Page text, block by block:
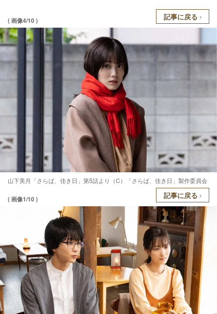
( 画像4/10 ) 記事に戻る
山下美月「さらば、佳き日」第5話より（C）「さらば、佳き日」製作委員会
( 画像1/10 ) 記事に戻る